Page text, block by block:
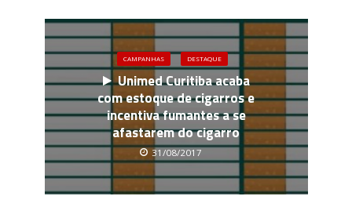
CAMPANHAS DESTAQUE
Unimed Curitiba acaba
com estoque de cigarros e
incentiva fumantes a se
afastarem do cigarro
31/08/2017